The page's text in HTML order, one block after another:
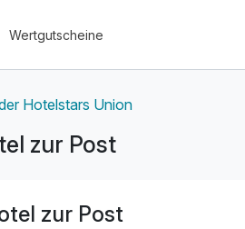
Wertgutscheine
Hotelstars Union
zur Post
zur Post